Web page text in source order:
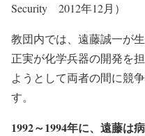
Security 2012年12月）
教団内では、遠藤誠一が
正実が化学兵器の開発を
ようとして両者の間に競
す。
1992～1994年に、遠藤は